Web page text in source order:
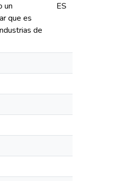
un
que es
de
ES